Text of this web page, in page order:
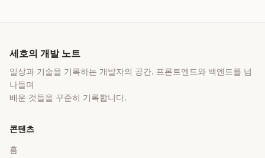
세호의 개발 노트
일상과 기술을 기록하는 개발자의 공간. 프론트엔드와 백엔드를 넘
나들며
배운 것들을 꾸준히 기록합니다.
콘텐츠
홈